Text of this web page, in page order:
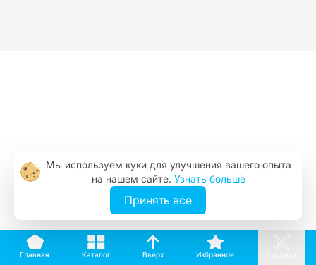
Главная Каталог Вверх Избранное
Мы используем куки для улучшения вашего опыта
на нашем сайте. Узнать больше
Принять все